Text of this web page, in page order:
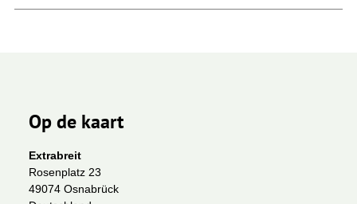
Op de kaart
Extrabreit
Rosenplatz 23
49074 Osnabrück